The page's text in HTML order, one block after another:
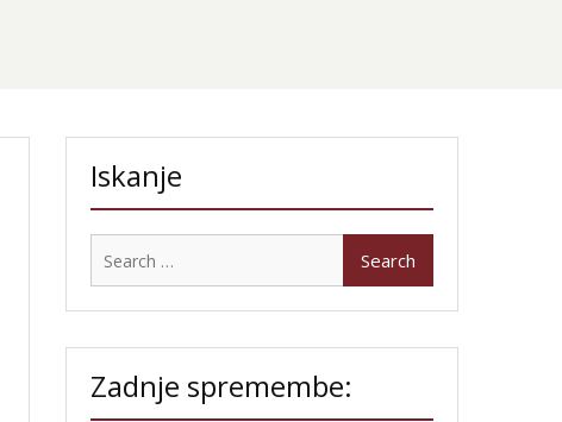
Iskanje
Zadnje spremembe: